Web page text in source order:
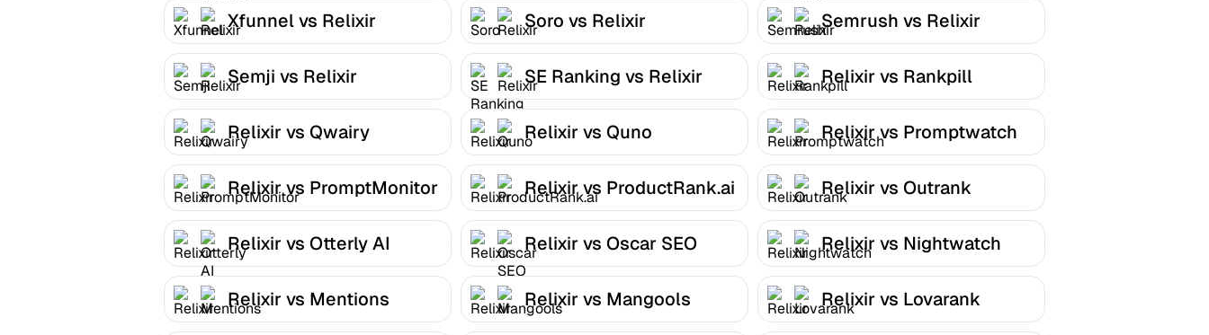
Xfunnel vs Relixir
Soro vs Relixir Semrush vs Relixir
Semji vs Relixir SE Ranking vs Relixir Relixir vs Rankpill
Relixir vs Qwairy Relixir vs Quno Relixir vs Promptwatch
Relixir vs PromptMonitor Relixir vs ProductRank.ai Relixir vs Outrank
Relixir vs Otterly AI Relixir vs Oscar SEO Relixir vs Nightwatch
Relixir vs Mentions Relixir vs Mangools Relixir vs Lovarank